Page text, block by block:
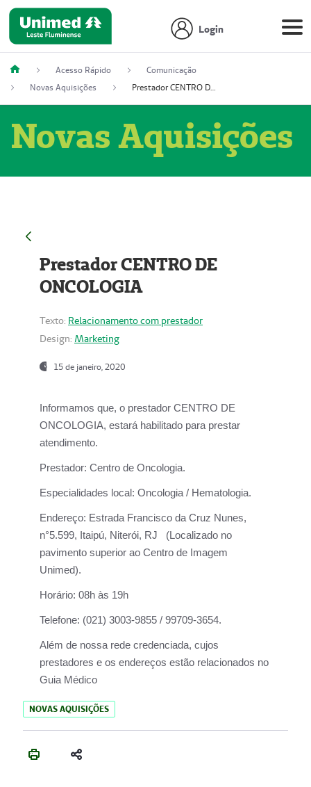
Login
Acesso Rápido
Comunicação
Novas Aquisições
Prestador CENTRO DE ONCOLOGIA
Novas Aquisições
Prestador CENTRO DE
ONCOLOGIA
Texto: Relacionamento com prestador
Design: Marketing
15 de janeiro, 2020
Informamos que, o prestador CENTRO DE
ONCOLOGIA, estará habilitado para prestar
atendimento.
Prestador: Centro de Oncologia.
Especialidades local: Oncologia / Hematologia.
Endereço: Estrada Francisco da Cruz Nunes,
n°5.599, Itaipú, Niterói, RJ (Localizado no
pavimento superior ao Centro de Imagem
Unimed).
Horário: 08h às 19h
Telefone: (021) 3003-9855 / 99709-3654.
Além de nossa rede credenciada, cujos
prestadores e os endereços estão relacionados no
Guia Médico
NOVAS AQUISIÇÕES